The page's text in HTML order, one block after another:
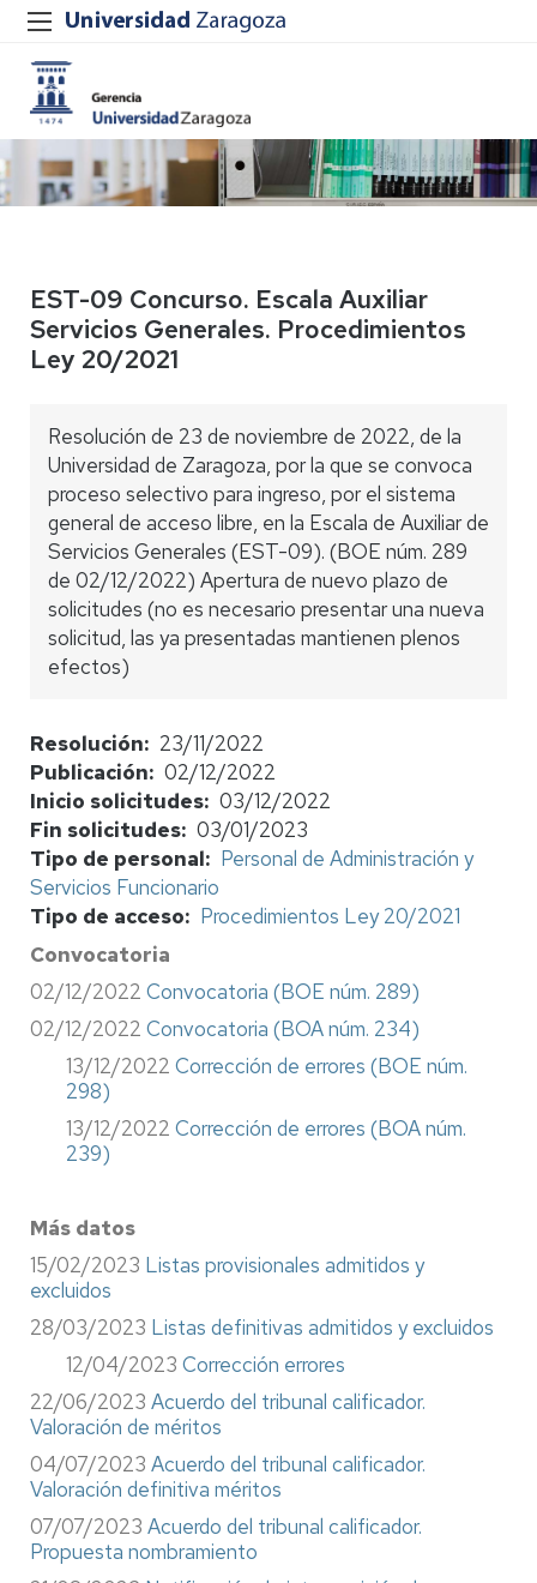
EST-09 Concurso. Escala Auxiliar
Servicios Generales. Procedimientos
Ley 20/2021
Resolución de 23 de noviembre de 2022, de la
Universidad de Zaragoza, por la que se convoca
proceso selectivo para ingreso, por el sistema
general de acceso libre, en la Escala de Auxiliar de
Servicios Generales (EST-09). (BOE núm. 289
de 02/12/2022) Apertura de nuevo plazo de
solicitudes (no es necesario presentar una nueva
solicitud, las ya presentadas mantienen plenos
efectos)
Resolución
23/11/2022
Publicación
02/12/2022
Inicio solicitudes 03/12/2022
Fin solicitudes 03/01/2023
Tipo de personal
Personal de Administración y
Servicios Funcionario
Tipo de acceso
Procedimientos Ley 20/2021
Convocatoria
02/12/2022 Convocatoria (BOE núm. 289)
02/12/2022 Convocatoria (BOA núm. 234)
13/12/2022 Corrección de errores (BOE núm.
298)
13/12/2022 Corrección de errores (BOA núm.
239)
Más datos
15/02/2023 Listas provisionales admitidos y
excluidos
28/03/2023 Listas definitivas admitidos y excluidos
12/04/2023 Corrección errores
22/06/2023 Acuerdo del tribunal calificador.
Valoración de méritos
04/07/2023 Acuerdo del tribunal calificador.
Valoración definitiva méritos
07/07/2023 Acuerdo del tribunal calificador.
Propuesta nombramiento